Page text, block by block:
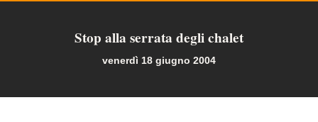
Stop alla serrata degli chalet
venerdì 18 giugno 2004